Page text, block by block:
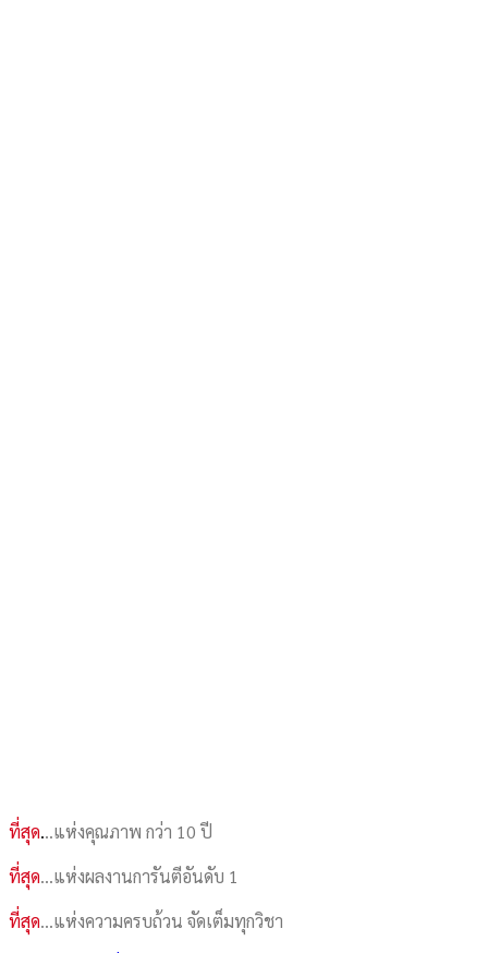
ที่สุด...แห่งคุณภาพ กว่า 10 ปี
ที่สุด…แห่งผลงานการันตีอันดับ 1
ที่สุด…แห่งความครบถ้วน จัดเต็มทุกวิชา